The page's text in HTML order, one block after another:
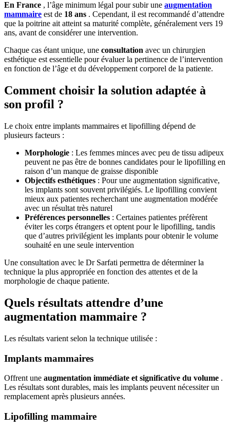
En France , l’âge minimum légal pour subir une augmentation
mammaire est de 18 ans . Cependant, il est recommandé d’attendre
que la poitrine ait atteint sa maturité complète, généralement vers 19
ans, avant de considérer une intervention.
Chaque cas étant unique, une consultation avec un chirurgien
esthétique est essentielle pour évaluer la pertinence de l’intervention
en fonction de l’âge et du développement corporel de la patiente. ​
Comment choisir la solution adaptée à
son profil ?
Le choix entre implants mammaires et lipofilling dépend de
plusieurs facteurs :​
Morphologie : Les femmes minces avec peu de tissu adipeux
peuvent ne pas être de bonnes candidates pour le lipofilling en
raison d’un manque de graisse disponible
Objectifs esthétiques : Pour une augmentation significative,
les implants sont souvent privilégiés. Le lipofilling convient
mieux aux patientes recherchant une augmentation modérée
avec un résultat très naturel
Préférences personnelles : Certaines patientes préfèrent
éviter les corps étrangers et optent pour le lipofilling, tandis
que d’autres privilégient les implants pour obtenir le volume
souhaité en une seule intervention
Une consultation avec le Dr Sarfati permettra de déterminer la
technique la plus appropriée en fonction des attentes et de la
morphologie de chaque patiente.​
Quels résultats attendre d’une
augmentation mammaire ?
Les résultats varient selon la technique utilisée :​
Implants mammaires
Offrent une augmentation immédiate et significative du volume .
Les résultats sont durables, mais les implants peuvent nécessiter un
remplacement après plusieurs années. ​
Lipofilling mammaire